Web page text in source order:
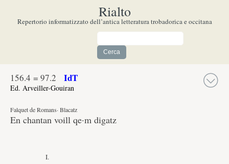
Rialto
Repertorio informatizzato dell’antica letteratura trobadorica e occitana
156.4 = 97.2 IdT
Ed. Arveiller-Gouiran
Falquet de Romans· Blacatz
En chantan voill qe·m digatz
I.